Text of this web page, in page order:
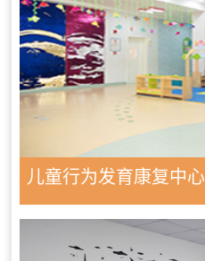
儿童行为发育康复中心